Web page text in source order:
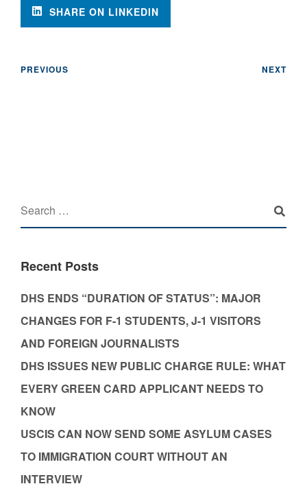
SHARE ON LINKEDIN
PREVIOUS NEXT
Recent Posts
DHS ENDS “DURATION OF STATUS”: MAJOR
CHANGES FOR F-1 STUDENTS, J-1 VISITORS
AND FOREIGN JOURNALISTS
DHS ISSUES NEW PUBLIC CHARGE RULE: WHAT
EVERY GREEN CARD APPLICANT NEEDS TO
KNOW
USCIS CAN NOW SEND SOME ASYLUM CASES
TO IMMIGRATION COURT WITHOUT AN
INTERVIEW